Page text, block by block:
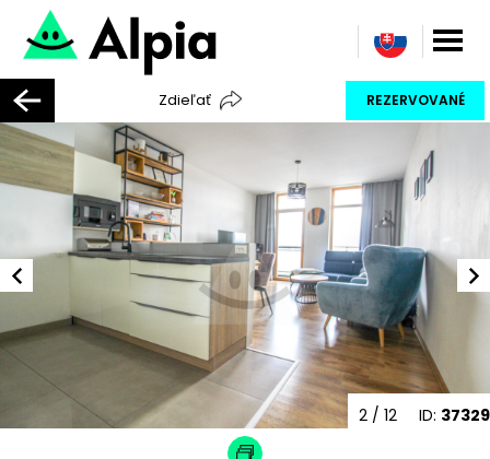
Zdieľať REZERVOVANÉ
ID: 37329
2 / 12